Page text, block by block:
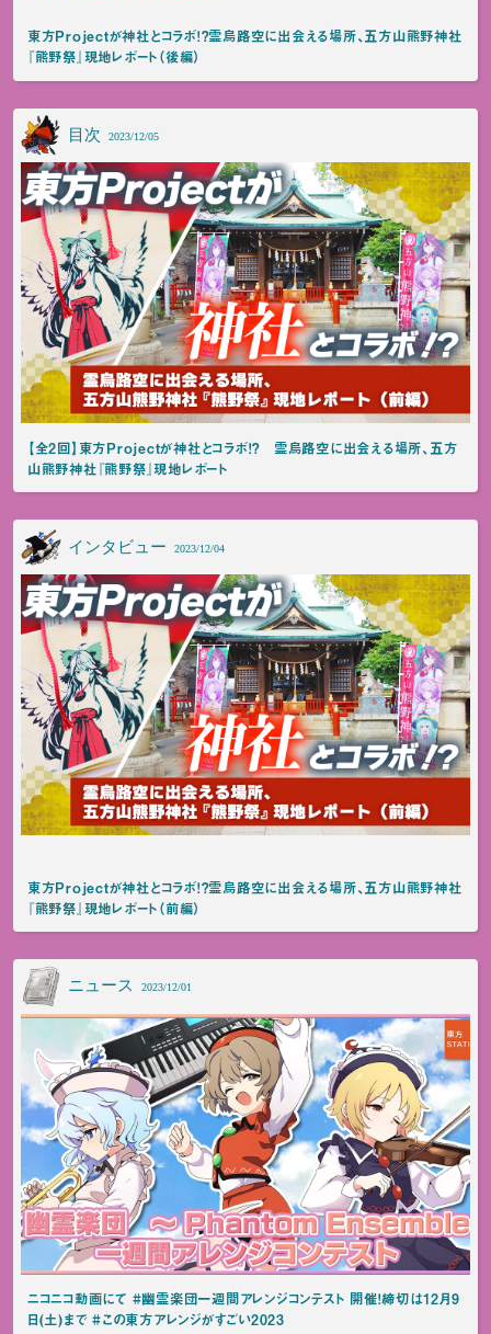
東方Projectが神社とコラボ！？霊烏路空に出会える場所、五方山熊野神社
『熊野祭』現地レポート（後編）
目次 2023/12/05
【全2回】東方Projectが神社とコラボ！？ 霊烏路空に出会える場所、五方
山熊野神社『熊野祭』現地レポート
インタビュー 2023/12/04
東方Projectが神社とコラボ！？霊烏路空に出会える場所、五方山熊野神社
『熊野祭』現地レポート（前編）
ニュース 2023/12/01
ニコニコ動画にて #幽霊楽団一週間アレンジコンテスト 開催！締切は12月9
日(土)まで #この東方アレンジがすごい2023